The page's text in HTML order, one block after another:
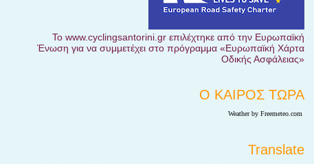
Το www.cyclingsantorini.gr επιλέχτηκε από την Ευρωπαϊκή
Ένωση για να συμμετέχει στο πρόγραμμα «Ευρωπαϊκή Χάρτα
Οδικής Ασφάλειας»
Ο ΚΑΙΡΟΣ ΤΩΡΑ
Weather by Freemeteo.com
Translate